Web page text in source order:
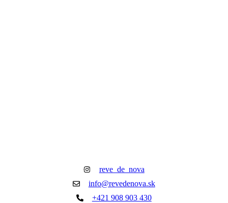
reve_de_nova
info@revedenova.sk
+421 908 903 430